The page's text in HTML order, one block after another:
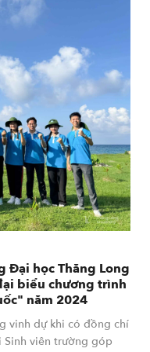
Đại học Thăng Long
biểu chương trình
năm 2024
vinh dự khi có đồng chí
Sinh viên trường góp